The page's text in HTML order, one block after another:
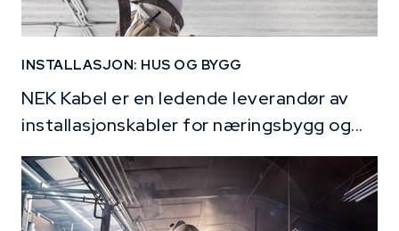
INSTALLASJON: HUS OG BYGG
NEK Kabel er en ledende leverandør av
installasjonskabler for næringsbygg og...